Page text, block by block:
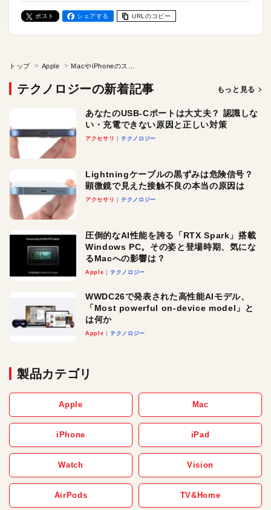
ポスト シェアする URLのコピー
トップ Apple MacやiPhoneのスピーカ性能の秘密に迫る
テクノロジーの新着記事 もっと見る
あなたのUSB-Cポートは大丈夫？ 認識しな
い・充電できない原因と正しい対策
アクセサリ テクノロジー
Lightningケーブルの黒ずみは危険信号？
顕微鏡で見えた接触不良の本当の原因は
アクセサリ テクノロジー
圧倒的なAI性能を誇る「RTX Spark」搭載
Windows PC。その姿と登場時期、気にな
るMacへの影響は？
Apple テクノロジー
WWDC26で発表された高性能AIモデル、
「Most powerful on-device model」と
は何か
Apple テクノロジー
製品カテゴリ
Apple Mac
iPhone iPad
Watch Vision
AirPods TV&Home